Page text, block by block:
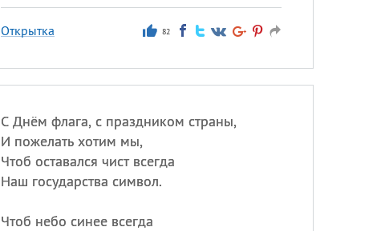
Открытка 82
С Днём флага, с праздником страны,
И пожелать хотим мы,
Чтоб оставался чист всегда
Наш государства символ.
Чтоб небо синее всегда